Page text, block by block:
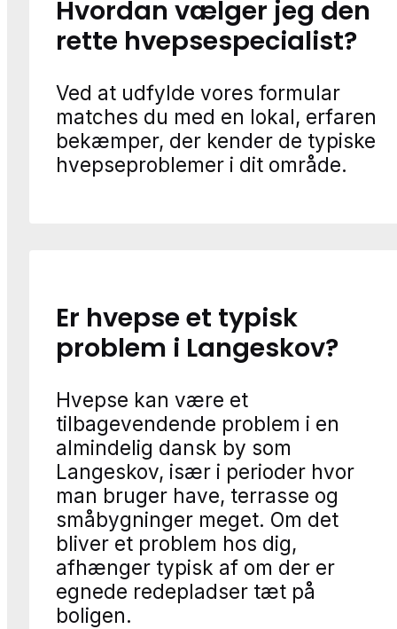
Hvordan vælger jeg den
rette hvepsespecialist?
Ved at udfylde vores formular
matches du med en lokal, erfaren
bekæmper, der kender de typiske
hvepseproblemer i dit område.
Er hvepse et typisk
problem i Langeskov?
Hvepse kan være et
tilbagevendende problem i en
almindelig dansk by som
Langeskov, især i perioder hvor
man bruger have, terrasse og
småbygninger meget. Om det
bliver et problem hos dig,
afhænger typisk af om der er
egnede redepladser tæt på
boligen.